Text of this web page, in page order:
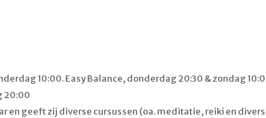
10:00. Easy Balance, donderdag 20:30 & zondag
20:00
en geeft zij diverse cursussen (oa. meditatie, reiki en